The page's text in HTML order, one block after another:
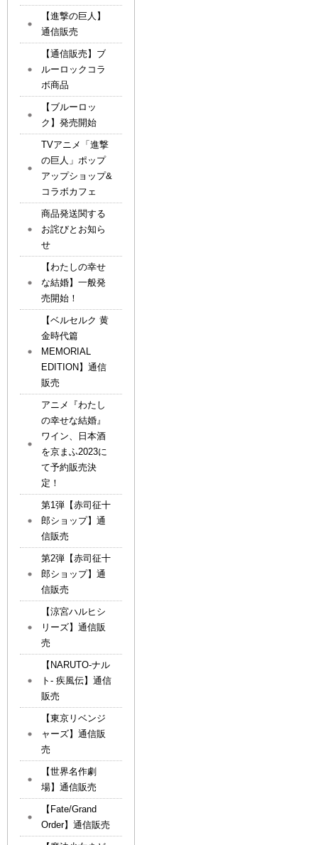
【進撃の巨人】
通信販売
【通信販売】ブ
ルーロックコラ
ボ商品
【ブルーロッ
ク】発売開始
TVアニメ「進撃
の巨人」ポップ
アップショップ&
コラボカフェ
商品発送関する
お詫びとお知ら
せ
【わたしの幸せ
な結婚】一般発
売開始！
【ベルセルク 黄
金時代篇
MEMORIAL
EDITION】通信
販売
アニメ『わたし
の幸せな結婚』
ワイン、日本酒
を京まふ2023に
て予約販売決
定！
第1弾【赤司征十
郎ショップ】通
信販売
第2弾【赤司征十
郎ショップ】通
信販売
【涼宮ハルヒシ
リーズ】通信販
売
【NARUTO-ナル
ト- 疾風伝】通信
販売
【東京リベンジ
ャーズ】通信販
売
【世界名作劇
場】通信販売
【Fate/Grand
Order】通信販売